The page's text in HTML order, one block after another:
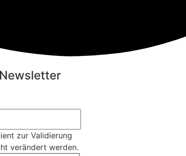
Newsletter
zur Validierung
verändert werden.